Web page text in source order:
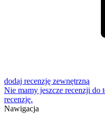
dodaj recenzję zewnętrzną
Nie mamy jeszcze recenzji do
recenzję.
Nawigacja